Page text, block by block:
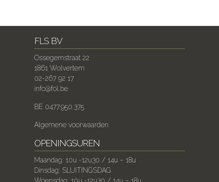
FLS BV
Ossegemstraat 22
1861 Wolvertem
02-267 92 17
info@fol.be
BE 0477.950.375
Algemene voorwaarden
OPENINGSUREN
Maandag: 10u -12u30 / 14u – 18u
Dinsdag: SLUITINGSDAG